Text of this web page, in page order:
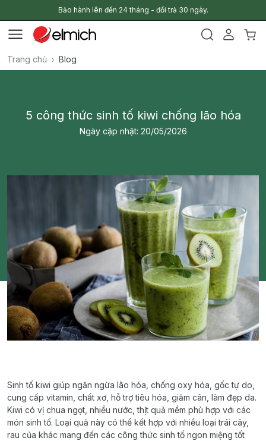
Bảo hành lên đến 24 tháng - đổi trả 30 ngày.
Trang chủ Blog
5 công thức sinh tố kiwi chống lão hóa
Ngày cập nhật: 20/05/2026
Sinh tố kiwi giúp ngăn ngừa lão hóa, chống oxy hóa, gốc tự do,
cung cấp vitamin, chất xơ, hỗ trợ tiêu hóa, giảm cân, làm đẹp da.
Kiwi có vị chua ngọt, nhiều nước, thịt quả mềm phù hợp với các
món sinh tố. Loại quả này có thể kết hợp với nhiều loại trái cây,
rau của khác mang đến các công thức sinh tố ngon miệng tốt